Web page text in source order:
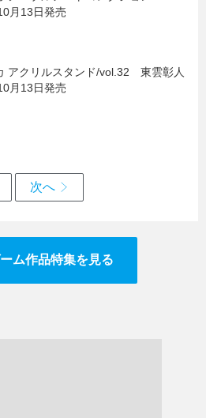
月13日発売
アクリルスタンド/vol.32 東雲彰人
月13日発売
ム作品特集を見る